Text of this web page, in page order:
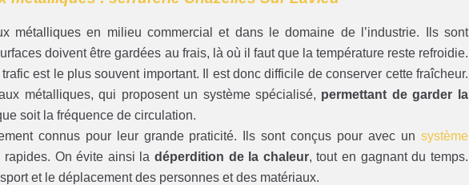
métalliques en milieu commercial et dans le domaine de l’industrie. Ils sont
doivent être gardées au frais, là où il faut que la température reste refroidie.
est le plus souvent important. Il est donc difficile de conserver cette fraîcheur.
métalliques, qui proposent un système spécialisé, permettant de garder la
soit la fréquence de circulation.
connus pour leur grande praticité. Ils sont conçus pour avec un système
rapides. On évite ainsi la déperdition de la chaleur, tout en gagnant du temps.
et le déplacement des personnes et des matériaux.